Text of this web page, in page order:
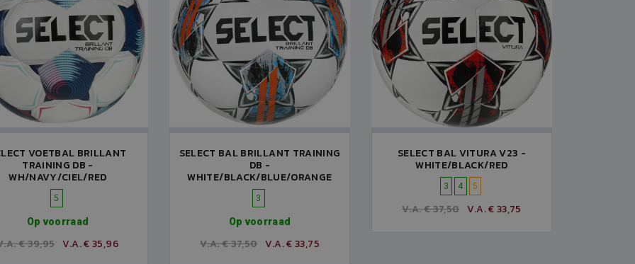
VOETBAL BRILLANT
TRAINING DB -
WH/NAVY/CIEL/RED
5
Op voorraad
€ 39,95 V.A. € 35,96
SELECT BAL BRILLANT TRAINING
DB -
WHITE/BLACK/BLUE/ORANGE
3
Op voorraad
V.A. € 37,50 V.A. € 33,75
SELECT BAL VITURA V23 -
WHITE/BLACK/RED
3 4 5
V.A. € 37,50 V.A. € 33,75